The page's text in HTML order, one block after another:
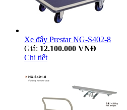
Xe đẩy Prestar NG-S402-8
Giá: 12.100.000 VNĐ
Chi tiết